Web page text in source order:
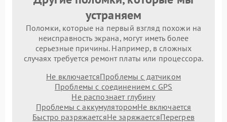
устраняем
Поломки, которые на первый взгляд похожи на
неисправность экрана, могут иметь более
серьезные причины. Например, в сложных
случаях требуется ремонт платы или процессора.
Не включаетсяПроблемы с датчиком
Проблемы с соединением с GPS
Не распознает глубину
Проблемы с аккумуляторомНе включается
Быстро разряжаетсяНе заряжаетсяПерегрев